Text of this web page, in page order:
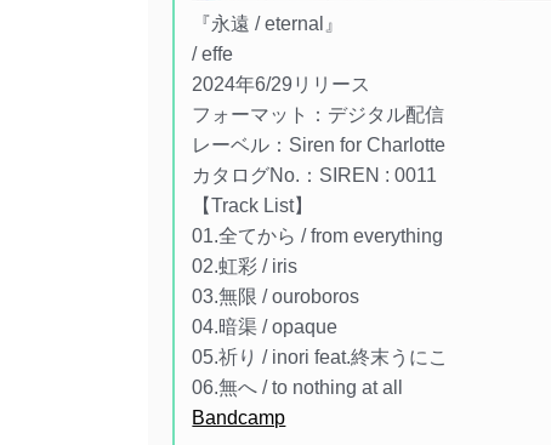
『永遠 / eternal』
/ effe
2024年6/29リリース
フォーマット：デジタル配信
レーベル：Siren for Charlotte
カタログNo.：SIREN : 0011
【Track List】
01.全てから / from everything
02.虹彩 / iris
03.無限 / ouroboros
04.暗渠 / opaque
05.祈り / inori feat.終末うにこ
06.無へ / to nothing at all
Bandcamp